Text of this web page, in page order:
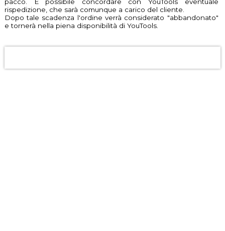
rispedizione, che sarà comunque a carico del cliente.
Dopo tale scadenza l'ordine verrà considerato "abbandonato"
e tornerà nella piena disponibilità di YouTools.